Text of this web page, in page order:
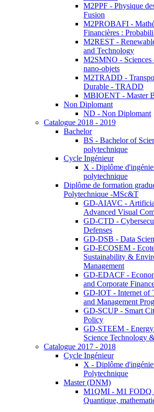
M2PPF - Physique
Fusion
M2PROBAFI -
Financières :
M2REST -
and Technology
M2SMNO - Sciences
nano-objets
M2TRADD -
Durable - TRADD
MBIOENT - Master
Non Diplomant
ND - Non Diplomant
Catalogue 2018 - 2019
Bachelor
BS - Bachelor of
polytechnique
Cycle Ingénieur
X - Diplôme
polytechnique
Diplôme de formation
Polytechnique -MSc&T
GD-AIAVC -
Advanced Visual
GD-CTD -
Defenses
GD-DSB - Data
GD-ECOSEM -
Sustainability &
Management
GD-EDACF -
and Corporate
GD-IOT - Internet of
and Management
GD-SCUP - Smart
Policy
GD-STEEM -
Science Technology
Catalogue 2017 - 2018
Cycle Ingénieur
X - Diplôme
Polytechnique
Master (DNM)
M1QMI - M1 FODQ
Quantique,